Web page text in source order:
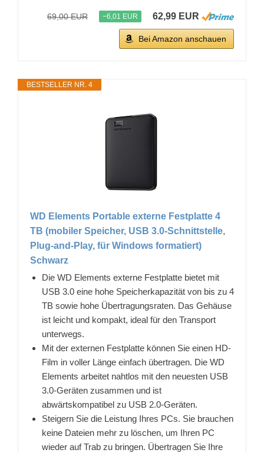
69,00 EUR −6,01 EUR 62,99 EUR
Bei Amazon anschauen
BESTSELLER NR. 4
WD Elements Portable externe Festplatte 4
TB (mobiler Speicher, USB 3.0-Schnittstelle,
Plug-and-Play, für Windows formatiert)
Schwarz
Die WD Elements externe Festplatte bietet mit
USB 3.0 eine hohe Speicherkapazität von bis zu 4
TB sowie hohe Übertragungsraten. Das Gehäuse
ist leicht und kompakt, ideal für den Transport
unterwegs.
Mit der externen Festplatte können Sie einen HD-
Film in voller Länge einfach übertragen. Die WD
Elements arbeitet nahtlos mit den neuesten USB
3.0-Geräten zusammen und ist
abwärtskompatibel zu USB 2.0-Geräten.
Steigern Sie die Leistung Ihres PCs. Sie brauchen
keine Dateien mehr zu löschen, um Ihren PC
wieder auf Trab zu bringen. Übertragen Sie Ihre